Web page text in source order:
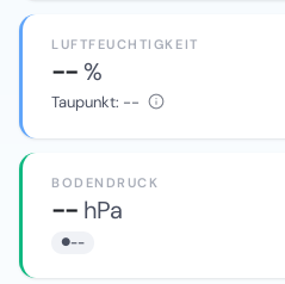
LUFTFEUCHTIGKEIT
--%
Taupunkt: --
BODENDRUCK
-- hPa
--